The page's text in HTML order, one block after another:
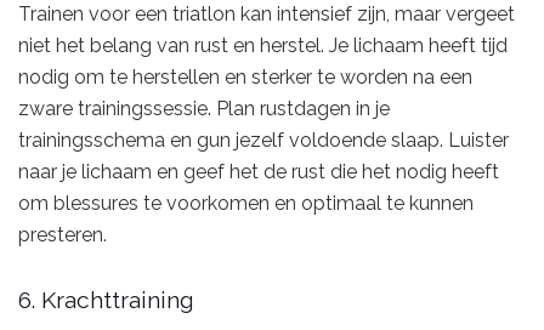
Trainen voor een triatlon kan intensief zijn, maar vergeet
niet het belang van rust en herstel. Je lichaam heeft tijd
nodig om te herstellen en sterker te worden na een
zware trainingssessie. Plan rustdagen in je
trainingsschema en gun jezelf voldoende slaap. Luister
naar je lichaam en geef het de rust die het nodig heeft
om blessures te voorkomen en optimaal te kunnen
presteren.
6. Krachttraining